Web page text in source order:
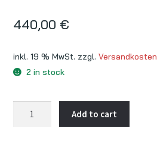
440,00 €
inkl. 19 % MwSt. zzgl. Versandkosten
2 in stock
Silo-
Add to cart